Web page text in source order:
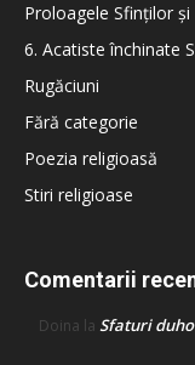
Proloagele Sfinților
6. Acatiste închinate
Rugăciuni
Fără categorie
Poezia religioasă
Stiri religioase
Comentarii
Doina la Sfaturi